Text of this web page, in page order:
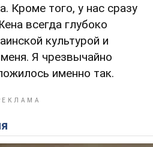
Кроме того, у нас сразу
всегда глубоко
культурой и
Я чрезвычайно
именно так.